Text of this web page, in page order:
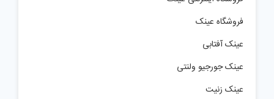
فروشگاه عینک
عینک آفتابی
عینک جورجیو ولنتی
عینک زنیت